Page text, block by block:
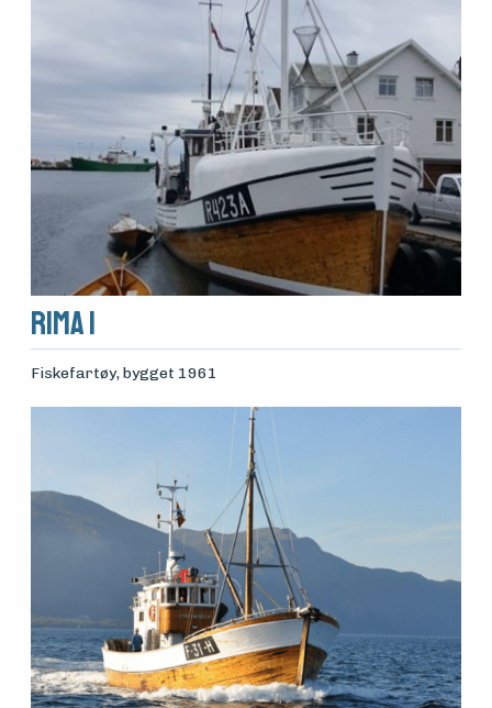
Rima I
Fiskefartøy, bygget 1961